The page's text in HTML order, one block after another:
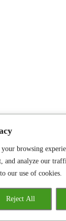
your browsing
and analyze our
our use of cookies.
Reject All